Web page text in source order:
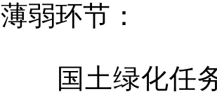
薄弱环节：
国土绿化任务